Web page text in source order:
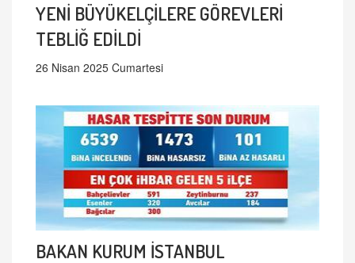
YENİ BÜYÜKELÇİLERE GÖREVLERİ
TEBLİĞ EDİLDİ
26 Nisan 2025 Cumartesi
BAKAN KURUM İSTANBUL